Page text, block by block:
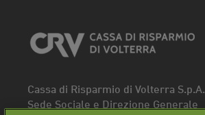
Cassa di Risparmio di Volterra S.p.A.
Sede Sociale e Direzione Generale